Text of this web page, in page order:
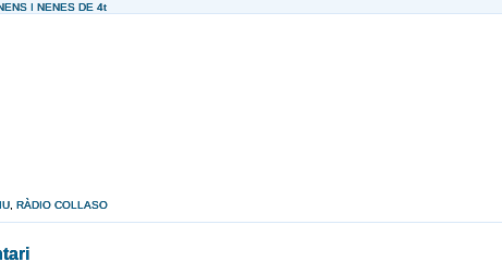
I NENES DE 4t
RÀDIO COLLASO